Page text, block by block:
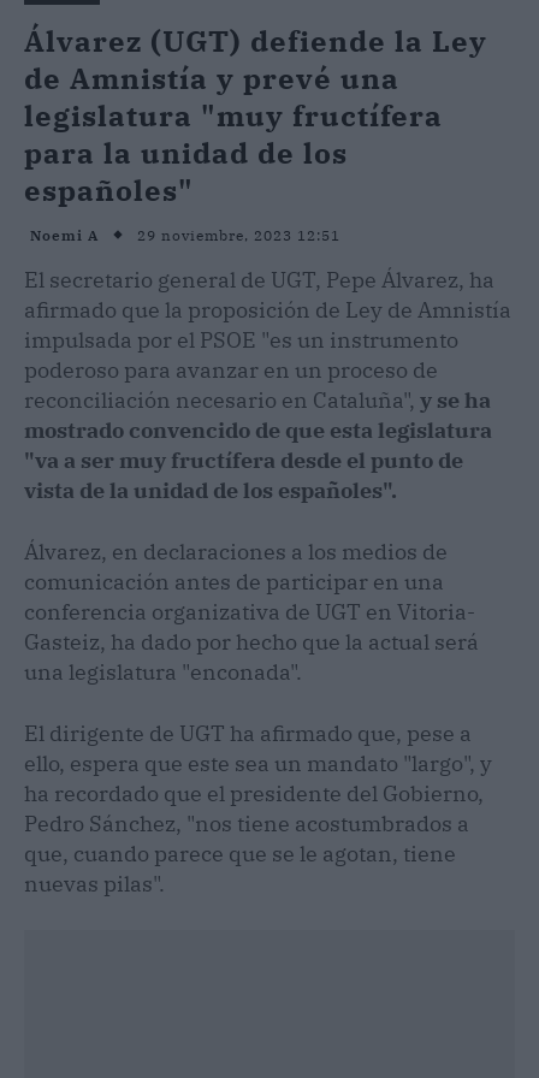
Álvarez (UGT) defiende la Ley
de Amnistía y prevé una
legislatura "muy fructífera
para la unidad de los
españoles"
Noemi A 29 noviembre, 2023 12:51
El secretario general de UGT, Pepe Álvarez, ha
afirmado que la proposición de Ley de Amnistía
impulsada por el PSOE "es un instrumento
poderoso para avanzar en un proceso de
reconciliación necesario en Cataluña", y se ha
mostrado convencido de que esta legislatura
"va a ser muy fructífera desde el punto de
vista de la unidad de los españoles".
Álvarez, en declaraciones a los medios de
comunicación antes de participar en una
conferencia organizativa de UGT en Vitoria-
Gasteiz, ha dado por hecho que la actual será
una legislatura "enconada".
El dirigente de UGT ha afirmado que, pese a
ello, espera que este sea un mandato "largo", y
ha recordado que el presidente del Gobierno,
Pedro Sánchez, "nos tiene acostumbrados a
que, cuando parece que se le agotan, tiene
nuevas pilas".